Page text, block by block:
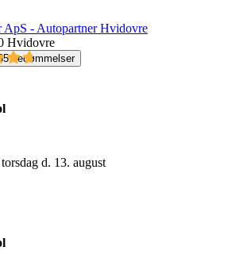
ApS - Autopartner Hvidovre
Hvidovre
bedømmelser
torsdag d. 13. august